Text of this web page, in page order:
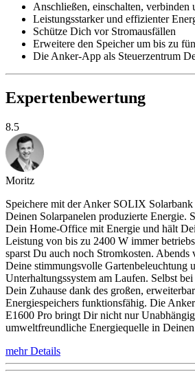
Anschließen, einschalten, verbinden
Leistungsstarker und effizienter
Schütze Dich vor Stromausfällen
Erweitere den Speicher um bis zu
Die Anker-App als Steuerzentrum
Expertenbewertung
8.5
Moritz
Speichere mit der Anker SOLIX
Deinen Solarpanelen produzierte Energie.
Dein Home-Office mit Energie und hält
Leistung von bis zu 2400 W immer
sparst Du auch noch Stromkosten. Abends
Deine stimmungsvolle Gartenbeleuchtung
Unterhaltungssystem am Laufen. Selbst
Dein Zuhause dank des großen,
Energiespeichers funktionsfähig. Die
E1600 Pro bringt Dir nicht nur
umweltfreundliche Energiequelle in
mehr Details